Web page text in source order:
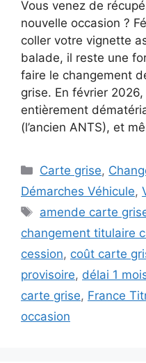
Vous venez de
nouvelle occasion ?
coller votre vignette
balade, il reste une
faire le changement
grise. En février
entièrement
(l’ancien ANTS), et
Catégories
Carte grise,
Démarches Véhicule,
Étiquettes
amende carte
changement titulaire
cession, coût carte
provisoire, délai 1
carte grise, France
occasion